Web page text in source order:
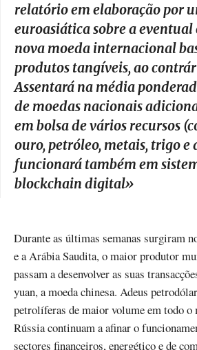
relatório em elaboração por
euroasiática sobre a
nova moeda internacional
produtos tangíveis, ao
Assentará na média
de moedas nacionais
em bolsa de vários recursos (
ouro, petróleo, metais, trigo e
funcionará também em
blockchain digital»
Durante as últimas semanas surgiram
e a Arábia Saudita, o maior produtor
passam a desenvolver as suas
yuan, a moeda chinesa. Adeus
petrolíferas de maior volume em todo o
Rússia continuam a afinar o
sectores financeiros, energético e de